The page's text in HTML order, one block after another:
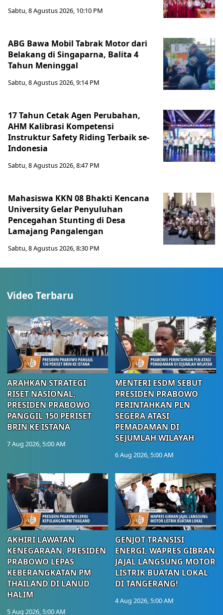
Sabtu, 8 Agustus 2026, 10:10 PM
ABG Bawa Mobil Tabrak Motor dari
Belakang di Singaparna, Balita 4
Tahun Meninggal
Sabtu, 8 Agustus 2026, 9:14 PM
17 Tahun Cetak Agen Perubahan,
AHM Kalibrasi Kompetensi
Instruktur Safety Riding Terbaik se-
Indonesia
Sabtu, 8 Agustus 2026, 8:47 PM
Mahasiswa KKN 08 Bhakti Kencana
University Gelar Penyuluhan
Pencegahan Stunting di Desa
Lamajang Pangalengan
Sabtu, 8 Agustus 2026, 8:30 PM
Video Terbaru
ARAHKAN STRATEGI
RISET NASIONAL,
PRESIDEN PRABOWO
PANGGIL 150 PERISET
BRIN KE ISTANA
7 Aug 2026, 5:00 AM
MENTERI ESDM SEBUT
PRESIDEN PRABOWO
PERINTAHKAN PLN
SEGERA ATASI
PEMADAMAN DI
SEJUMLAH WILAYAH
6 Aug 2026, 5:00 AM
AKHIRI LAWATAN
KENEGARAAN, PRESIDEN
PRABOWO LEPAS
KEBERANGKATAN PM
THAILAND DI LANUD
HALIM
5 Aug 2026, 5:00 AM
GENJOT TRANSISI
ENERGI, WAPRES GIBRAN
JAJAL LANGSUNG MOTOR
LISTRIK BUATAN LOKAL
DI TANGERANG!
4 Aug 2026, 5:00 AM